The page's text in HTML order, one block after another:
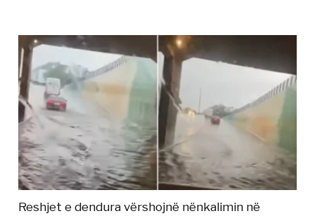
Reshjet e dendura vërshojnë nënkalimin në